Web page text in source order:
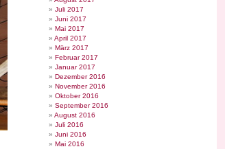
Juli 2017
Juni 2017
Mai 2017
April 2017
März 2017
Februar 2017
Januar 2017
Dezember 2016
November 2016
Oktober 2016
September 2016
August 2016
Juli 2016
Juni 2016
Mai 2016